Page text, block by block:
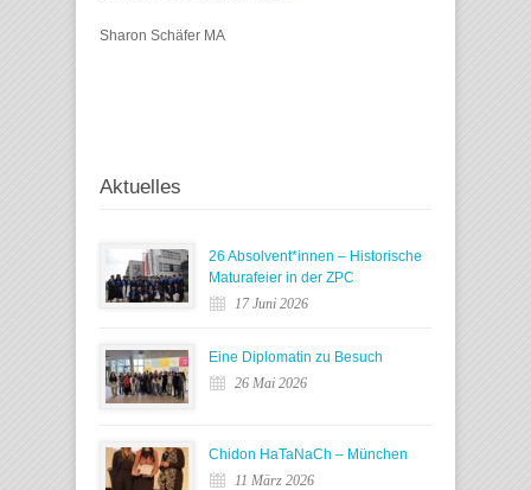
Sharon Schäfer MA
Aktuelles
26 Absolvent*innen – Historische
Maturafeier in der ZPC
17 Juni 2026
Eine Diplomatin zu Besuch
26 Mai 2026
Chidon HaTaNaCh – München
11 März 2026